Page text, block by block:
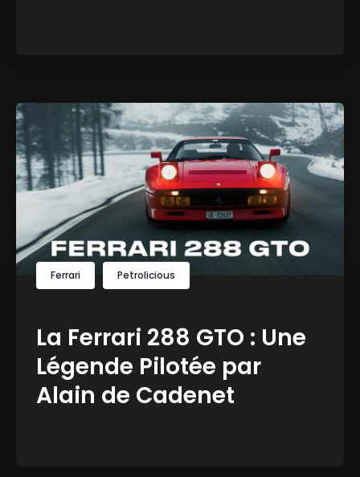
Ferrari Petrolicious
La Ferrari 288 GTO : Une
Légende Pilotée par
Alain de Cadenet